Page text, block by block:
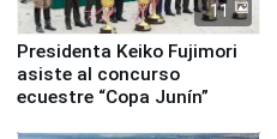
11
Presidenta Keiko Fujimori
asiste al concurso
ecuestre “Copa Junín”